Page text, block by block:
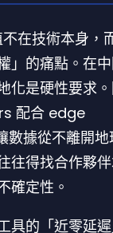
在技術本身，
」的痛點。在
化是硬性要求
配合 edge
據從不離開地
往得找合作夥
確定性。
具的「近零延